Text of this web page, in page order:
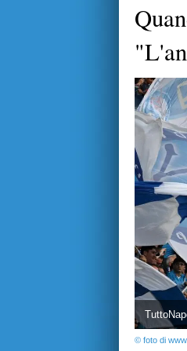
© foto di